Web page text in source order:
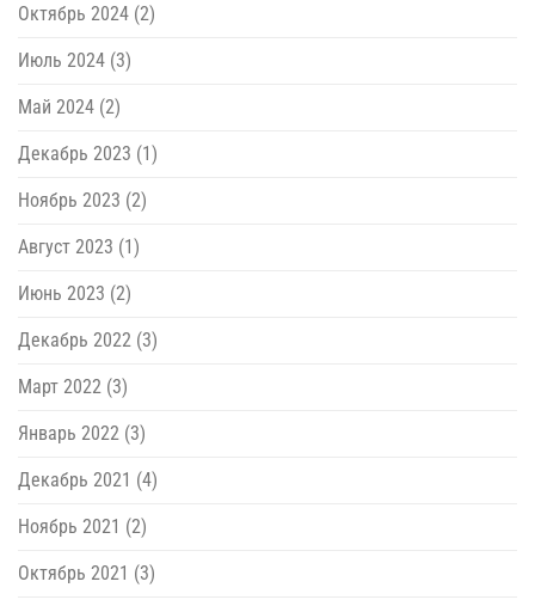
Октябрь 2024 (2)
Июль 2024 (3)
Май 2024 (2)
Декабрь 2023 (1)
Ноябрь 2023 (2)
Август 2023 (1)
Июнь 2023 (2)
Декабрь 2022 (3)
Март 2022 (3)
Январь 2022 (3)
Декабрь 2021 (4)
Ноябрь 2021 (2)
Октябрь 2021 (3)